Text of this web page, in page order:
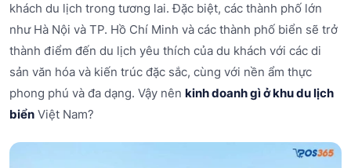
khách du lịch trong tương lai. Đặc biệt, các thành phố lớn
như Hà Nội và TP. Hồ Chí Minh và các thành phố biển sẽ trở
thành điểm đến du lịch yêu thích của du khách với các di
sản văn hóa và kiến trúc đặc sắc, cùng với nền ẩm thực
phong phú và đa dạng. Vậy nên kinh doanh gì ở khu du lịch
biển Việt Nam?